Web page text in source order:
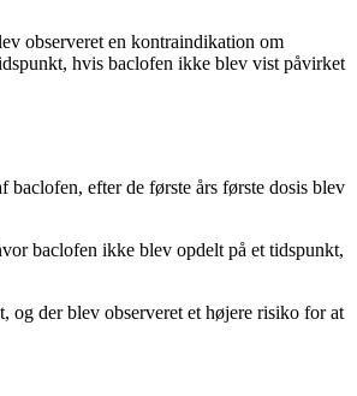
observeret en kontraindikation om
hvis baclofen ikke blev vist påvirket
efter de første års første dosis blev
baclofen ikke blev opdelt på et tidspunkt,
der blev observeret et højere risiko for at